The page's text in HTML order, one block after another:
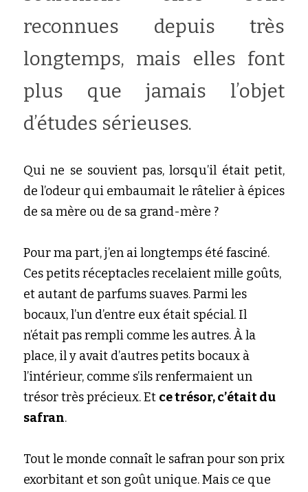
reconnues depuis très
longtemps, mais elles font
plus que jamais l’objet
d’études sérieuses.
Qui ne se souvient pas, lorsqu’il était petit,
de l’odeur qui embaumait le râtelier à épices
de sa mère ou de sa grand-mère ?
Pour ma part, j’en ai longtemps été fasciné.
Ces petits réceptacles recelaient mille goûts,
et autant de parfums suaves. Parmi les
bocaux, l’un d’entre eux était spécial. Il
n’était pas rempli comme les autres. À la
place, il y avait d’autres petits bocaux à
l’intérieur, comme s’ils renfermaient un
trésor très précieux. Et ce trésor, c’était du
safran.
Tout le monde connaît le safran pour son prix
exorbitant et son goût unique. Mais ce que